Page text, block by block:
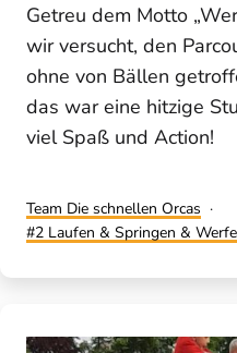
Getreu dem Motto
wir versucht, den
ohne von Bällen
das war eine hitzige
viel Spaß und Action!
Kategorisiert
als
Team Die schnellen Orcas
Verschlagwortet
2 Laufen & Springen &